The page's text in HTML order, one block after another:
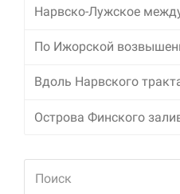
Нарвско-Лужское
По Ижорской
Вдоль Нарвского
Острова Финского